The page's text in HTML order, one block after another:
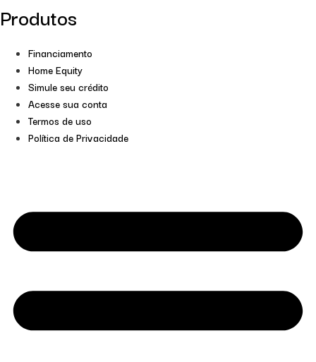
Produtos
Financiamento
Home Equity
Simule seu crédito
Acesse sua conta
Termos de uso
Política de Privacidade